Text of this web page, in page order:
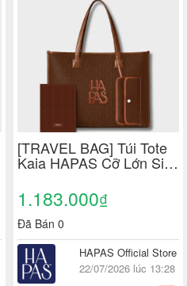
[TRAVEL BAG] Túi Tote
Kaia HAPAS Cỡ Lớn Size
Đồ
1.183.000₫
Đã Bán 0
HAPAS Official Store
22/07/2026 lúc 13:28